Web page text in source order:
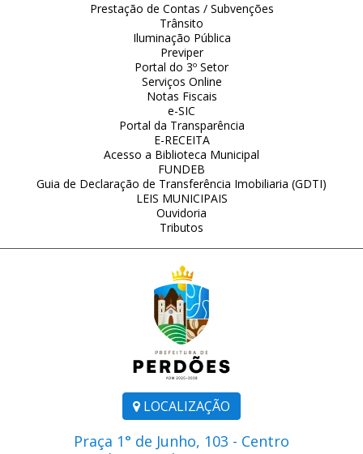
LOCALIZAÇÃO
Praça 1° de Junho, 103 - Centro
Prestação de Contas / Subvenções
Trânsito
Iluminação Pública
Previper
Portal do 3º Setor
Serviços Online
Notas Fiscais
e-SIC
Portal da Transparência
E-RECEITA
Acesso a Biblioteca Municipal
FUNDEB
Guia de Declaração de Transferência Imobiliaria (GDTI)
LEIS MUNICIPAIS
Ouvidoria
Tributos